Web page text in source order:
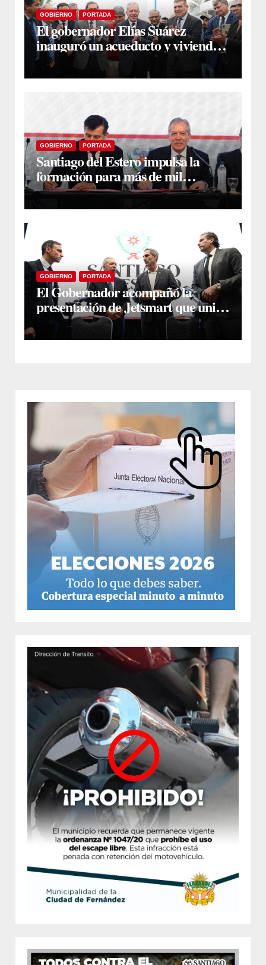
GOBIERNO PORTADA
El gobernador Elías Suárez
inauguró un acueducto y viviendas
sociales en El Simbol y Nueva
Francia
GOBIERNO PORTADA
Santiago del Estero impulsa la
formación para más de mil
docentes que aspiran a cargos
jerárquicos
GOBIERNO PORTADA
El Gobernador acompañó la
presentación de Jetsmart que unirá
Santiago y Buenos Aires